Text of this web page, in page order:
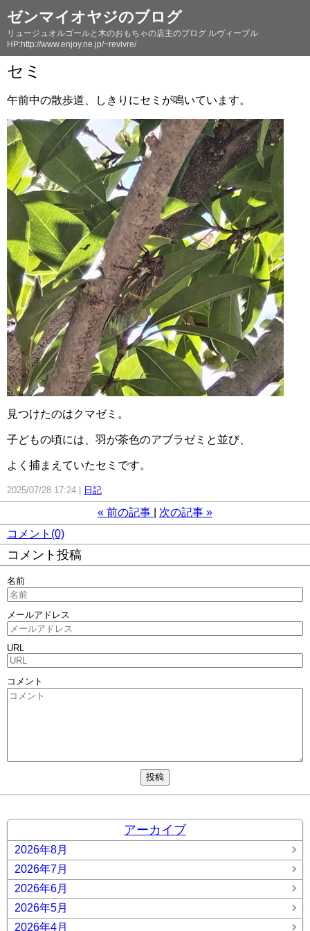
ゼンマイオヤジのブログ
リュージュオルゴールと木のおもちゃの店主のブログ ルヴィーブル
HP:http://www.enjoy.ne.jp/~revivre/
セミ
午前中の散歩道、しきりにセミが鳴いています。
見つけたのはクマゼミ。
子どもの頃には、羽が茶色のアブラゼミと並び、
よく捕まえていたセミです。
2025/07/28 17:24 日記
« 前の記事 次の記事 »
コメント(0)
コメント投稿
名前
メールアドレス
URL
コメント
アーカイブ
2026年8月
2026年7月
2026年6月
2026年5月
2026年4月